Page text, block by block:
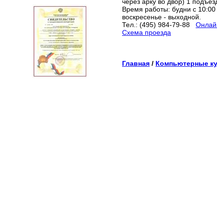
Время работы: будни с
воскресенье - выходной.
Тел.: (495) 984-79-88
Схема проезда
Главная / Компьютерные